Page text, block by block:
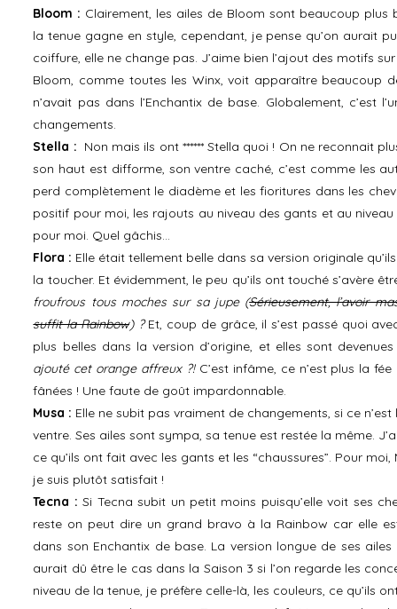
Bloom : Clairement, les ailes de Bloom sont beaucoup plus
la tenue gagne en style, cependant, je pense qu’on aurait
coiffure, elle ne change pas. J’aime bien l’ajout des motifs
Bloom, comme toutes les Winx, voit apparaître beaucoup
n’avait pas dans l’Enchantix de base. Globalement, c’est
changements.
Stella : Non mais ils ont ****** Stella quoi ! On ne reconnait
son haut est difforme, son ventre caché, c’est comme les
perd complètement le diadème et les fioritures dans les
positif pour moi, les rajouts au niveau des gants et au
pour moi. Quel gâchis…
Flora : Elle était tellement belle dans sa version originale
la toucher. Et évidemment, le peu qu’ils ont touché s’avère
froufrous tous moches sur sa jupe (Sérieusement, l’avoir
suffit la Rainbow) ?Et, coup de grâce, il s’est passé quoi
plus belles dans la version d’origine, et elles sont
ajouté cet orange affreux ?!C’est infâme, ce n’est plus la
fânées ! Une faute de goût impardonnable.
Musa : Elle ne subit pas vraiment de changements, si ce n’est
ventre. Ses ailes sont sympa, sa tenue est restée la même.
ce qu’ils ont fait avec les gants et les “chaussures”. Pour
je suis plutôt satisfait !
Tecna : Si Tecna subit un petit moins puisqu’elle voit ses
reste on peut dire un grand bravo à la Rainbow car elle
dans son Enchantix de base. La version longue de ses
aurait dû être le cas dans la Saison 3 si l’on regarde les
niveau de la tenue, je préfère celle-là, les couleurs, ce qu’ils